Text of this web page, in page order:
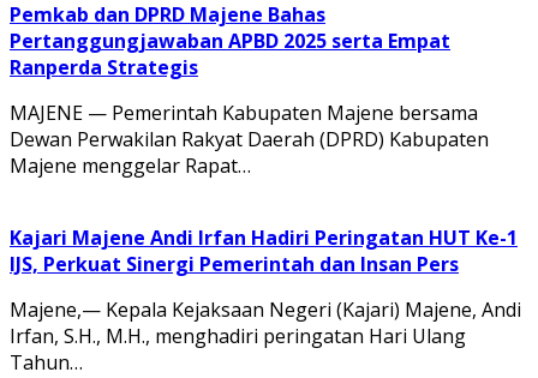
Pemkab dan DPRD Majene Bahas
Pertanggungjawaban APBD 2025 serta Empat
Ranperda Strategis
MAJENE — Pemerintah Kabupaten Majene bersama
Dewan Perwakilan Rakyat Daerah (DPRD) Kabupaten
Majene menggelar Rapat…
Kajari Majene Andi Irfan Hadiri Peringatan HUT Ke-1
IJS, Perkuat Sinergi Pemerintah dan Insan Pers
Majene,— Kepala Kejaksaan Negeri (Kajari) Majene, Andi
Irfan, S.H., M.H., menghadiri peringatan Hari Ulang
Tahun…